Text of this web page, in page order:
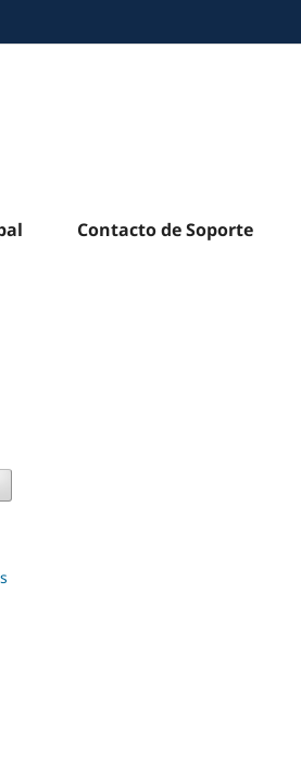
Contacto de Soporte